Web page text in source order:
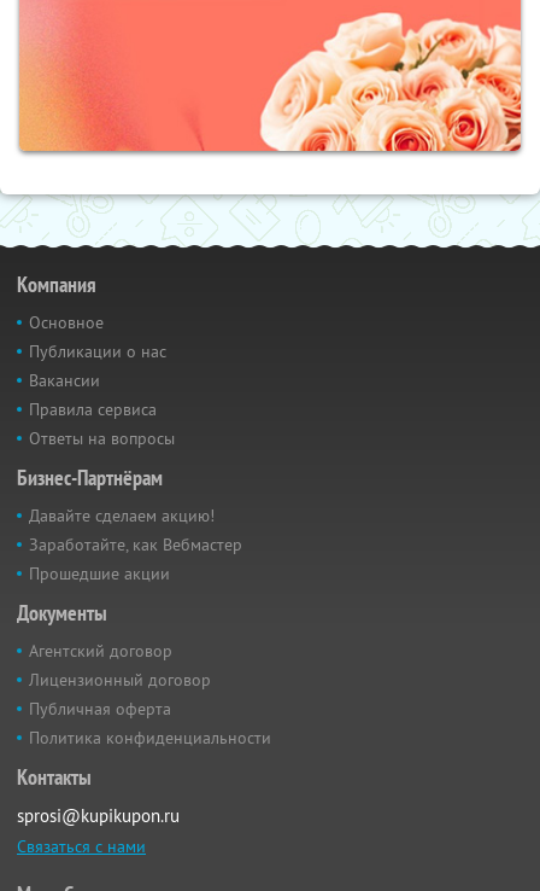
Компания
Основное
Публикации о нас
Вакансии
Правила сервиса
Ответы на вопросы
Бизнес-Партнёрам
Давайте сделаем акцию!
Заработайте, как Вебмастер
Прошедшие акции
Документы
Агентский договор
Лицензионный договор
Публичная оферта
Политика конфиденциальности
Контакты
sprosi@kupikupon.ru
Связаться с нами